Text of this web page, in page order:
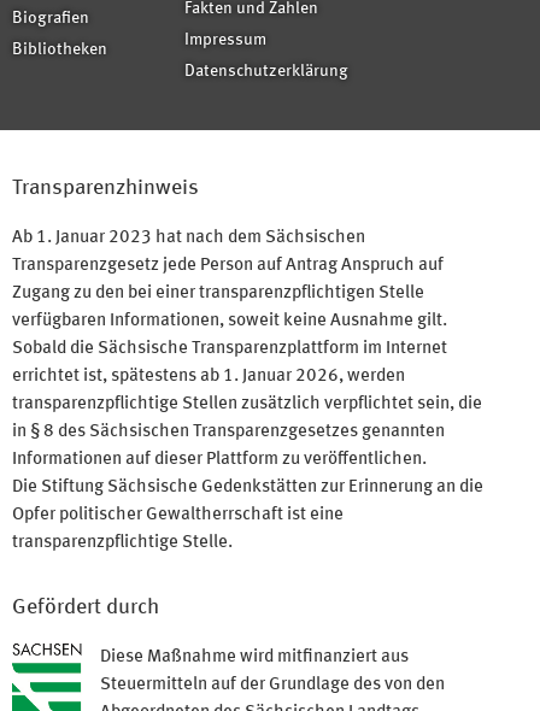
Biografien
Bibliotheken
Fakten und Zahlen
Impressum
Datenschutzerklärung
Transparenzhinweis
Ab 1. Januar 2023 hat nach dem Sächsischen
Transparenzgesetz jede Person auf Antrag Anspruch auf
Zugang zu den bei einer transparenzpflichtigen Stelle
verfügbaren Informationen, soweit keine Ausnahme gilt.
Sobald die Sächsische Transparenzplattform im Internet
errichtet ist, spätestens ab 1. Januar 2026, werden
transparenzpflichtige Stellen zusätzlich verpflichtet sein, die
in § 8 des Sächsischen Transparenzgesetzes genannten
Informationen auf dieser Plattform zu veröffentlichen.
Die Stiftung Sächsische Gedenkstätten zur Erinnerung an die
Opfer politischer Gewaltherrschaft ist eine
transparenzpflichtige Stelle.
Gefördert durch
Diese Maßnahme wird mitfinanziert aus
Steuermitteln auf der Grundlage des von den